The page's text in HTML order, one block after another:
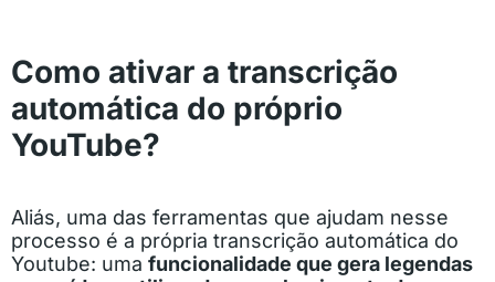
Como ativar a transcrição
automática do próprio
YouTube?
Aliás, uma das ferramentas que ajudam nesse
processo é a própria transcrição automática do
Youtube: uma funcionalidade que gera legendas